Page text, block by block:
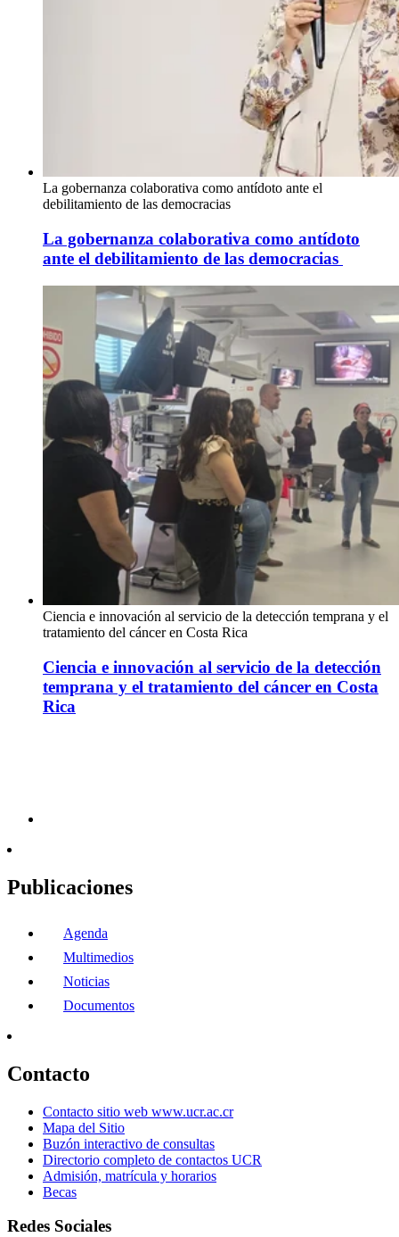
La gobernanza colaborativa como antídoto ante el
debilitamiento de las democracias
La gobernanza colaborativa como antídoto
ante el debilitamiento de las democracias
Ciencia e innovación al servicio de la detección temprana y el
tratamiento del cáncer en Costa Rica
Ciencia e innovación al servicio de la detección
temprana y el tratamiento del cáncer en Costa
Rica
Publicaciones
Agenda
Multimedios
Noticias
Documentos
Contacto
Contacto sitio web www.ucr.ac.cr
Mapa del Sitio
Buzón interactivo de consultas
Directorio completo de contactos UCR
Admisión, matrícula y horarios
Becas
Redes Sociales